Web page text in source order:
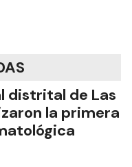
distrital de Las
la primera